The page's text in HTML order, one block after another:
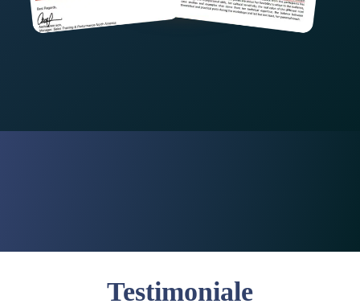
Testimoniale